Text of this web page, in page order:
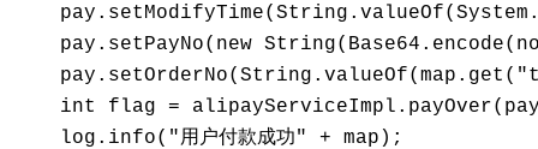
pay.setPayNo(new
int flag =
    log.info("用户付款成功" + map);